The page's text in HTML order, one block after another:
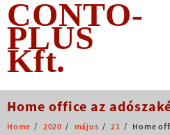
Skip
content
CONTO-
PLUS
Kft.
Home office az
Home 2020 május 21 Home